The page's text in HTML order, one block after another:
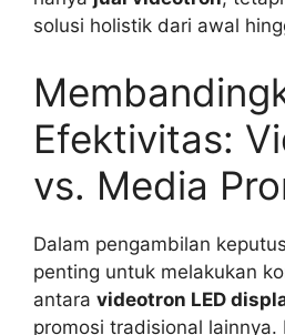
solusi holistik dari awal
Efektivitas:
vs. Media
Dalam pengambilan
penting untuk melakukan
antara videotron LED
promosi tradisional